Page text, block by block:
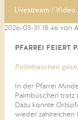
Livestream / Video
2026-03-31 18:46von
PFARREI FEIERT
Palmbuschen
In der Pfarrei
Palmbüscherl trotz
Dazu konnte
wieder zahlreichen